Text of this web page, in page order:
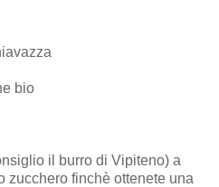
bio
il burro di Vipiteno) a
zucchero finchè ottenete una